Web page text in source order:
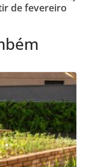
de fevereiro